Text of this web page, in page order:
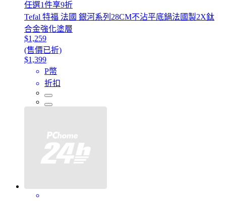
任選1件享9折
Tefal 特福 法國 銀河系列28CM不沾平底鍋法國製2X鈦
合金強化塗層
$1,259
(售價已折)
$1,399
P幣
折扣